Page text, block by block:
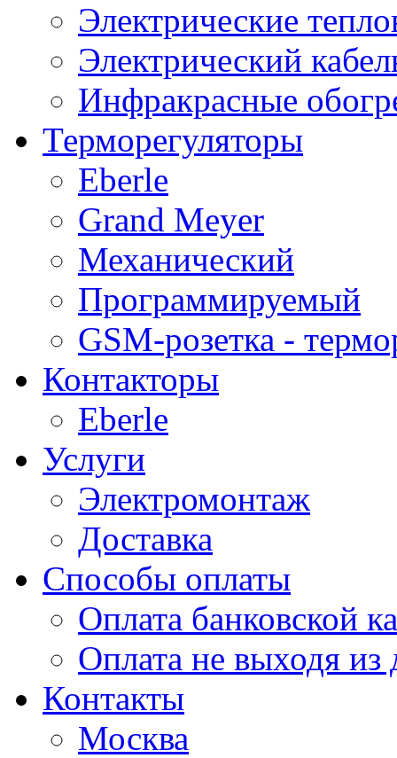
Электрические
Электрический
Инфракрасные
Терморегуляторы
Eberle
Grand Meyer
Механический
Программируемый
GSM-розетка -
Контакторы
Eberle
Услуги
Электромонтаж
Доставка
Способы оплаты
Оплата банковской
Оплата не выходя из
Контакты
Москва